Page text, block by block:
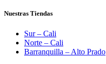
Nuestras Tiendas
Sur – Cali
Norte – Cali
Barranquilla – Alto Prado